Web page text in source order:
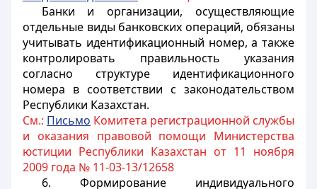
Банки и организации, осуществляющие
отдельные виды банковских операций, обязаны
учитывать идентификационный номер, а также
контролировать правильность указания
согласно структуре идентификационного
номера в соответствии с законодательством
Республики Казахстан.
См.: Письмо Комитета регистрационной службы
и оказания правовой помощи Министерства
юстиции Республики Казахстан от 11 ноября
2009 года № 11-03-13/12658
6. Формирование индивидуального